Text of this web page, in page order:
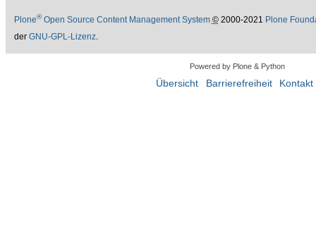
Plone®Open Source Content Management System ©2000-2021 Plone
der GNU-GPL-Lizenz.
Powered by Plone & Python
Übersicht Barrierefreiheit Kontakt